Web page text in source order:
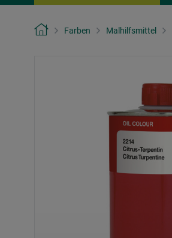
Farben Malhilfsmittel